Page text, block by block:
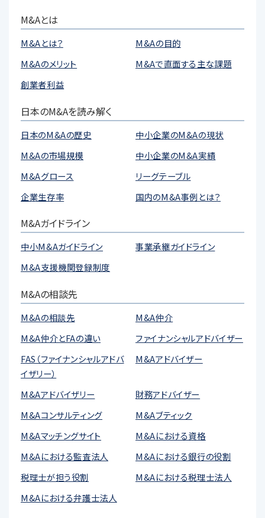
M&Aとは
M&Aとは？
M&Aの目的
M&Aのメリット
M&Aで直面する主な課題
創業者利益
日本のM&Aを読み解く
日本のM&Aの歴史
中小企業のM&Aの現状
M&Aの市場規模
中小企業のM&A実績
M&Aグロース
リーグテーブル
企業生存率
国内のM&A事例とは？
M&Aガイドライン
中小M&Aガイドライン
事業承継ガイドライン
M&A支援機関登録制度
M&Aの相談先
M&Aの相談先
M&A仲介
M&A仲介とFAの違い
ファイナンシャルアドバイザー
FAS（ファイナンシャルアドバ
イザリー）
M&Aアドバイザー
M&Aアドバイザリー
財務アドバイザー
M&Aコンサルティング
M&Aブティック
M&Aマッチングサイト
M&Aにおける資格
M&Aにおける監査法人
M&Aにおける銀行の役割
税理士が担う役割
M&Aにおける税理士法人
M&Aにおける弁護士法人